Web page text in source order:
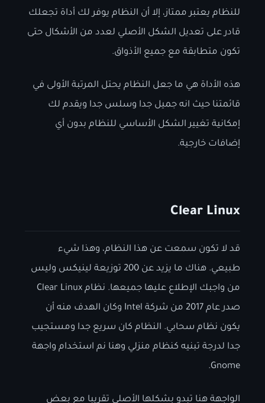
للنظام يعتبر ممتاز، إلا أن النظام يوفر لك أداة تجعلك
قادر على تعديل الشكل الأصلي لعدد من الأشكال حتى
تكون متطابقة مع جميع الأذواق.
هذه الأداة هي ما جعل النظام يحتل المرتبة الأولى في
قائمتنا حيث انه جميل جدا وسلس جدا ويقدم لك
إمكانية تغيير الشكل الأساسي للنظام بدون أي
إضافات خارجية.
Clear Linux
قد لا تكون سمعت عن هذا النظام، وهذا شيء
طبيعي. هناك ما يزيد عن 200 توزيعة لينيكس وليس
من واجبك الإطلاع عليها جميعها. نظام Clear Linux
صدر عام 2017 من شركة Intel وكان الهدف منه أن
يكون نظام سحابي. النظام كان سريع جدا ومستجيب
جدا لدرجة تبنيه كنظام منزلي وهنا نم استخدام واجهة
Gnome.
الواجهة هنا تبدو بشكلها الأصلي تقريبا مع بعض